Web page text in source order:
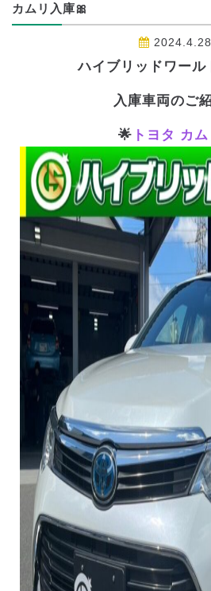
カムリ入庫🎀
2024.4.28
ハイブリッドワール
入庫車両のご
🌟 トヨタ カ